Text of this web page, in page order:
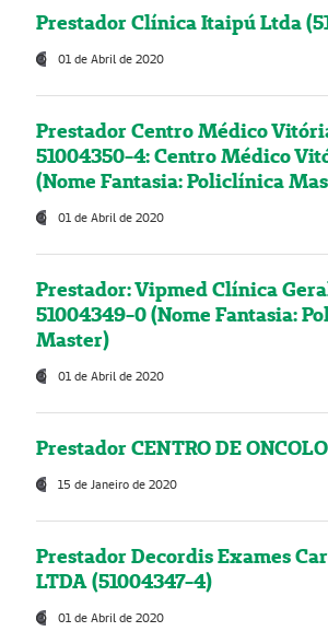
Prestador Clínica Itaipú Ltda
01 de Abril de 2020
Prestador Centro Médico
51004350-4: Centro Médico
(Nome Fantasia: Policlínica
01 de Abril de 2020
Prestador: Vipmed Clínica
51004349-0 (Nome Fantasia:
Master)
01 de Abril de 2020
Prestador CENTRO DE
15 de Janeiro de 2020
Prestador Decordis Exames
LTDA (51004347-4)
01 de Abril de 2020